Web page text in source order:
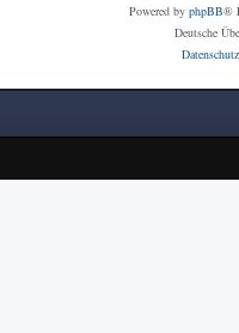
Powered by phpBB®
Deutsche
Datenschutz